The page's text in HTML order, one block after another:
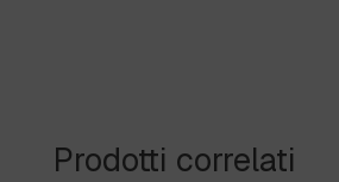
Prodotti correlati